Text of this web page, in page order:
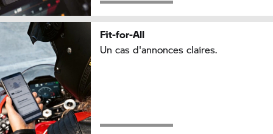
Fit-for-All
Un cas d'annonces claires.